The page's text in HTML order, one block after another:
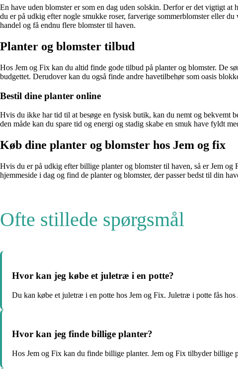
En have uden blomster er som en dag uden solskin. Derfor er det vigtigt
du er på udkig efter nogle smukke roser, farverige sommerblomster eller
handel og få endnu flere blomster til haven.
Planter og blomster tilbud
Hos Jem og Fix kan du altid finde gode tilbud på planter og blomster. De
budgettet. Derudover kan du også finde andre havetilbehør som oasis
Bestil dine planter online
Hvis du ikke har tid til at besøge en fysisk butik, kan du nemt og bekvemt
den måde kan du spare tid og energi og stadig skabe en smuk have fyldt
Køb dine planter og blomster hos Jem og fix
Hvis du er på udkig efter billige planter og blomster til haven, så er Jem og
hjemmeside i dag og find de planter og blomster, der passer bedst til din
Ofte stillede spørgsmål
Hvor kan jeg købe et juletræ i en potte?
Du kan købe et juletræ i en potte hos Jem og Fix. Juletræ i potte fås hos
Hvor kan jeg finde billige planter?
Hos Jem og Fix kan du finde billige planter. Jem og Fix tilbyder billige